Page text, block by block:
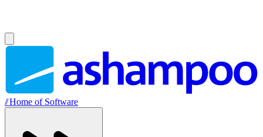
//Home of Software